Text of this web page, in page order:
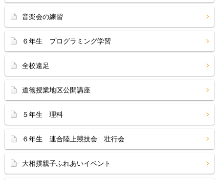
音楽会の練習
６年生 プログラミング学習
全校遠足
道徳授業地区公開講座
５年生 理科
６年生 連合陸上競技会 壮行会
大相撲親子ふれあいイベント